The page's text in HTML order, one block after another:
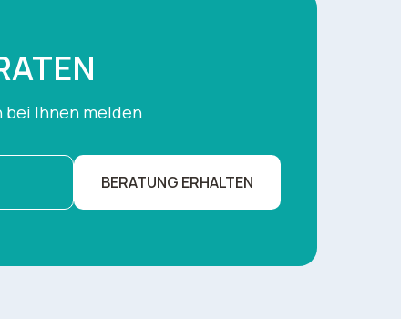
bei Ihnen melden
BERATUNG ERHALTEN